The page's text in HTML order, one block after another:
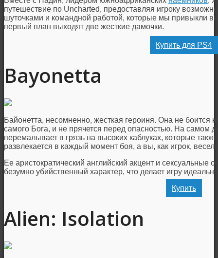
путешествие по Uncharted, предоставляя игроку
шуточками и командной работой, которые мы привыкли
первый план выходят две жесткие дамочки.
Купить для PS4
Bayonetta
Байонетта, несомненно, жесткая героиня. Она не боится
самого Бога, и не прячется перед опасностью. На самом
перемалывает в грязь на высоких каблуках, которые
развлекается в каждый момент боя, а вы, как игрок,
Ее аристократический английский акцент и сексуальные
безумно убийственный характер, что делает игру
Купить
Alien: Isolation